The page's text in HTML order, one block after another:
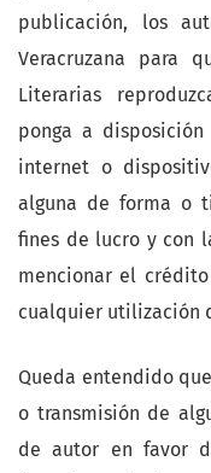
publicación, los
Veracruzana para
Literarias
ponga a
internet o
alguna de forma o
fines de lucro y con
mencionar el
cualquier utilización
Queda entendido
o transmisión de
de autor en favor